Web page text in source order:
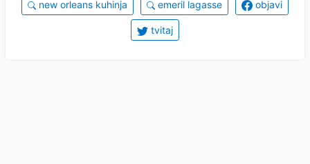
new orleans kuhinja emeril lagasse objavi
tvitaj